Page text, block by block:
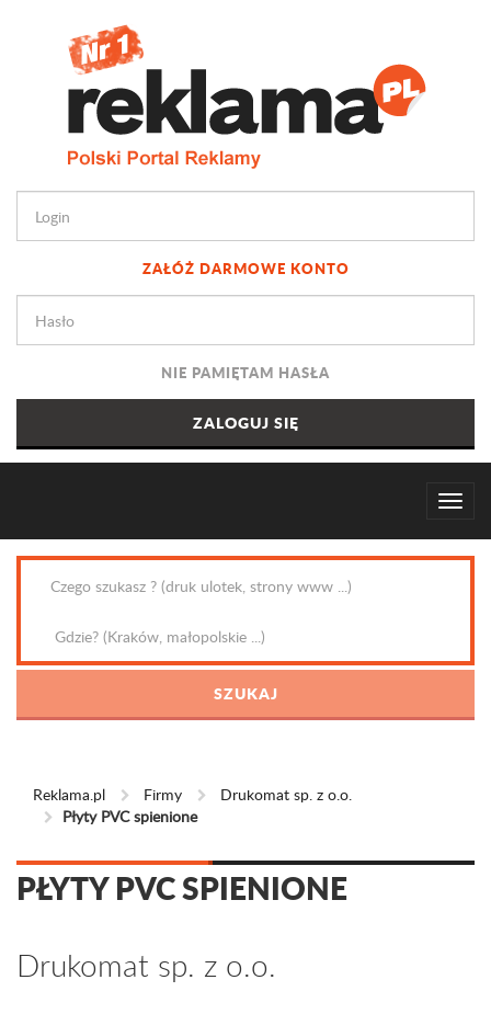
ZAŁÓŻ DARMOWE KONTO
NIE PAMIĘTAM HASŁA
Reklama.pl Firmy
Drukomat sp. z o.o.
Płyty PVC spienione
PŁYTY PVC SPIENIONE
Drukomat sp. z o.o.